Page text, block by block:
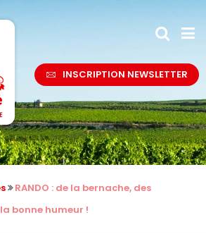
INSCRIPTION NEWSLETTER
RANDO : de la bernache, des
bonne humeur !